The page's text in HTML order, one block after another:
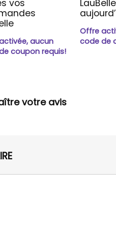
vos
aucun
coupon requis!
Offre
code de
votre avis